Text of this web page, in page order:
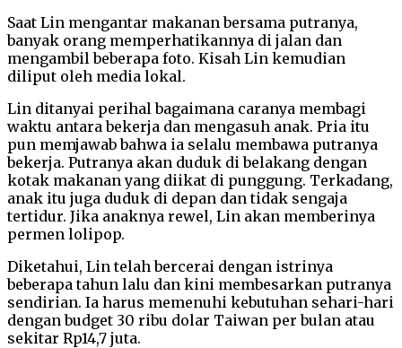
Saat Lin mengantar makanan bersama putranya,
banyak orang memperhatikannya di jalan dan
mengambil beberapa foto. Kisah Lin kemudian
diliput oleh media lokal.
Lin ditanyai perihal bagaimana caranya membagi
waktu antara bekerja dan mengasuh anak. Pria itu
pun memjawab bahwa ia selalu membawa putranya
bekerja. Putranya akan duduk di belakang dengan
kotak makanan yang diikat di punggung. Terkadang,
anak itu juga duduk di depan dan tidak sengaja
tertidur. Jika anaknya rewel, Lin akan memberinya
permen lolipop.
Diketahui, Lin telah bercerai dengan istrinya
beberapa tahun lalu dan kini membesarkan putranya
sendirian. Ia harus memenuhi kebutuhan sehari-hari
dengan budget 30 ribu dolar Taiwan per bulan atau
sekitar Rp14,7 juta.